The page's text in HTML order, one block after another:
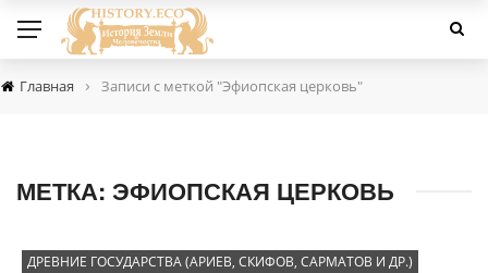
Главная › Записи с меткой "Эфиопская церковь"
МЕТКА: ЭФИОПСКАЯ ЦЕРКОВЬ
ДРЕВНИЕ ГОСУДАРСТВА (АРИЕВ, СКИФОВ, САРМАТОВ И ДР.)